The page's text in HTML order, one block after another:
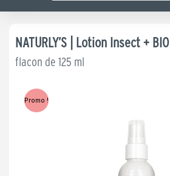
NATURLY’S | Lotion Insect + BIO
flacon de 125 ml
Promo !